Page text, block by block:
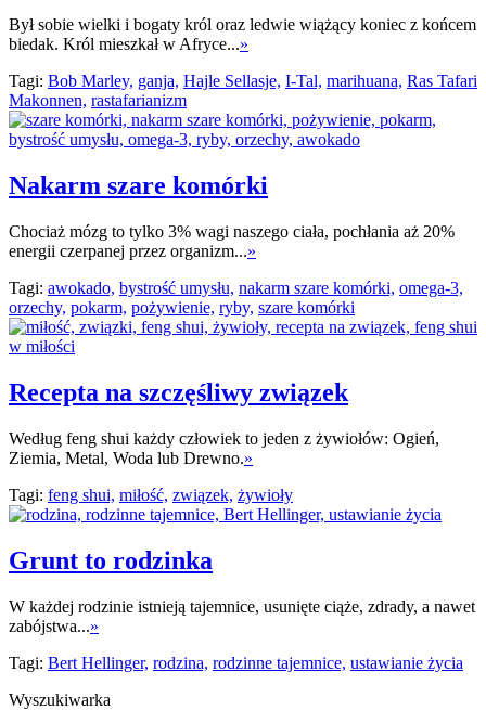
Był sobie wielki i bogaty król oraz ledwie wiążący koniec z końcem
biedak. Król mieszkał w Afryce...»
Tagi: Bob Marley, ganja, Hajle Sellasje, I-Tal, marihuana, Ras Tafari
Makonnen, rastafarianizm
Nakarm szare komórki
Chociaż mózg to tylko 3% wagi naszego ciała, pochłania aż 20%
energii czerpanej przez organizm...»
Tagi: awokado, bystrość umysłu, nakarm szare komórki, omega-3,
orzechy, pokarm, pożywienie, ryby, szare komórki
Recepta na szczęśliwy związek
Według feng shui każdy człowiek to jeden z żywiołów: Ogień,
Ziemia, Metal, Woda lub Drewno.»
Tagi: feng shui, miłość, związek, żywioły
Grunt to rodzinka
W każdej rodzinie istnieją tajemnice, usunięte ciąże, zdrady, a nawet
zabójstwa...»
Tagi: Bert Hellinger, rodzina, rodzinne tajemnice, ustawianie życia
Wyszukiwarka